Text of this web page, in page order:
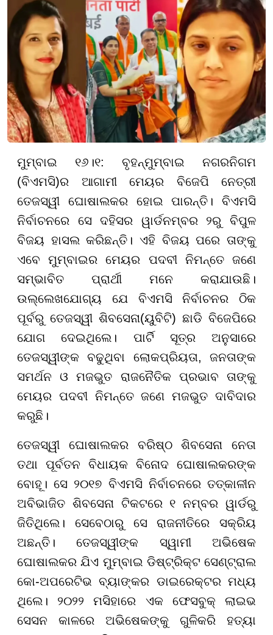
ମୁମ୍ବାଇ ୧୬।୧: ବୃହନ୍ମୁମ୍ବାଇ ନଗରନିଗମ
(ବିଏମସି)ର ଆଗାମୀ ମେୟର ବିଜେପି ନେତ୍ରୀ
ତେଜସ୍ୱୀ ଘୋଷାଲକର ହୋଇ ପାରନ୍ତି। ବିଏମସି
ନିର୍ବାଚନରେ ସେ ଦହିସର ୱାର୍ଡନମ୍ବର ୨ରୁ ବିପୁଳ
ବିଜୟ ହାସଲ କରିଛନ୍ତି। ଏହି ବିଜୟ ପରେ ତାଙ୍କୁ
ଏବେ ମୁମ୍ବାଇର ମେୟର ପଦବୀ ନିମନ୍ତେ ଜଣେ
ସମ୍ଭାବିତ ପ୍ରାର୍ଥୀ ମନେ କରାଯାଉଛି।
ଉଲ୍ଲେଖଯୋଗ୍ୟ ଯେ ବିଏମସି ନିର୍ବାଚନର ଠିକ
ପୂର୍ବରୁ ତେଜସ୍ୱୀ ଶିବସେନା(ୟୁବିଟି) ଛାଡି ବିଜେପିରେ
ଯୋଗ ଦେଇଥିଲେ। ପାର୍ଟି ସୂତ୍ର ଅନୁସାରେ
ତେଜସ୍ୱୀଙ୍କ ବଢୁଥିବା ଲୋକପ୍ରିୟତା, ଜନତାଙ୍କ
ସମର୍ଥନ ଓ ମଜଭୁତ ରାଜନୈତିକ ପ୍ରଭାବ ତାଙ୍କୁ
ମେୟର ପଦବୀ ନିମନ୍ତେ ଜଣେ ମଜଭୁତ ଦାବିଦାର
କରୁଛି।
ତେଜସ୍ୱୀ ଘୋଷାଲକର ବରିଷ୍ଠ ଶିବସେନା ନେତା
ତଥା ପୂର୍ବତନ ବିଧାୟକ ବିନୋଦ ଘୋଷାଲକରଙ୍କ
ବୋହୂ। ସେ ୨୦୧୭ ବିଏମସି ନିର୍ବାଚନରେ ତତ୍କାଳୀନ
ଅବିଭାଜିତ ଶିବସେନା ଟିକଟରେ ୧ ନମ୍ବର ୱାର୍ଡରୁ
ଜିତିଥିଲେ। ସେବେଠାରୁ ସେ ରାଜନୀତିରେ ସକ୍ରିୟ
ଅଛନ୍ତି। ତେଜସ୍ୱୀଙ୍କ ସ୍ୱାମୀ ଅଭିଷେକ
ଘୋଷାଲକର ଯିଏ ମୁମ୍ବାଇ ଡିଷ୍ଟ୍ରିକ୍ଟ ସେଣ୍ଟ୍ରାଲ
କୋ-ଅପରେଟିଭ ବ୍ୟାଙ୍କର ଡାଇରେକ୍ଟର ମଧ୍ୟ
ଥିଲେ। ୨୦୨୨ ମସିହାରେ ଏକ ଫେସବୁକ୍ ଲାଇଭ
ସେସନ କାଳରେ ଅଭିଷେକଙ୍କୁ ଗୁଳିକରି ହତ୍ୟା